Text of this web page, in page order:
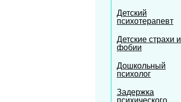
Детский
психотерапевт
Детские страхи и
фобии
Дошкольный
психолог
Задержка
психического